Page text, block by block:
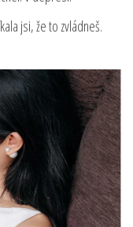
jsi, že to zvládneš.